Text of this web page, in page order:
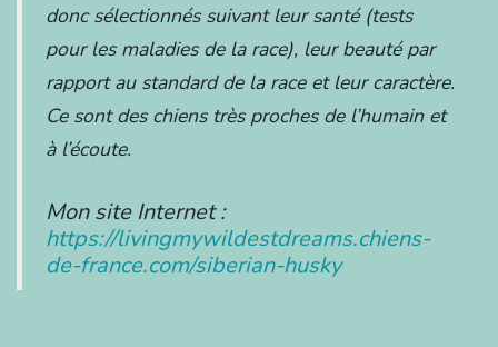
donc sélectionnés suivant leur santé (tests
pour les maladies de la race), leur beauté par
rapport au standard de la race et leur caractère.
Ce sont des chiens très proches de l’humain et
à l’écoute.
Mon site Internet :
https://livingmywildestdreams.chiens-
de-france.com/siberian-husky